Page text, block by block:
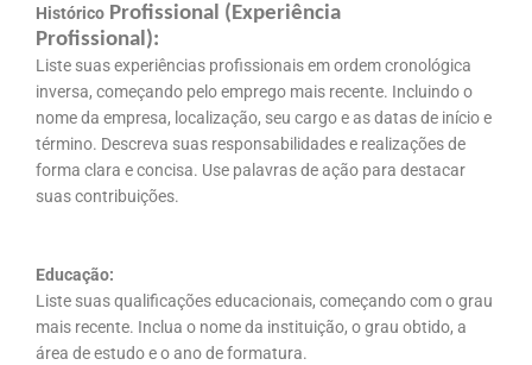
Histórico Profissional (Experiência
Profissional):
Liste suas experiências profissionais em ordem cronológica
inversa, começando pelo emprego mais recente. Incluindo o
nome da empresa, localização, seu cargo e as datas de início e
término. Descreva suas responsabilidades e realizações de
forma clara e concisa. Use palavras de ação para destacar
suas contribuições.
Educação:
Liste suas qualificações educacionais, começando com o grau
mais recente. Inclua o nome da instituição, o grau obtido, a
área de estudo e o ano de formatura.